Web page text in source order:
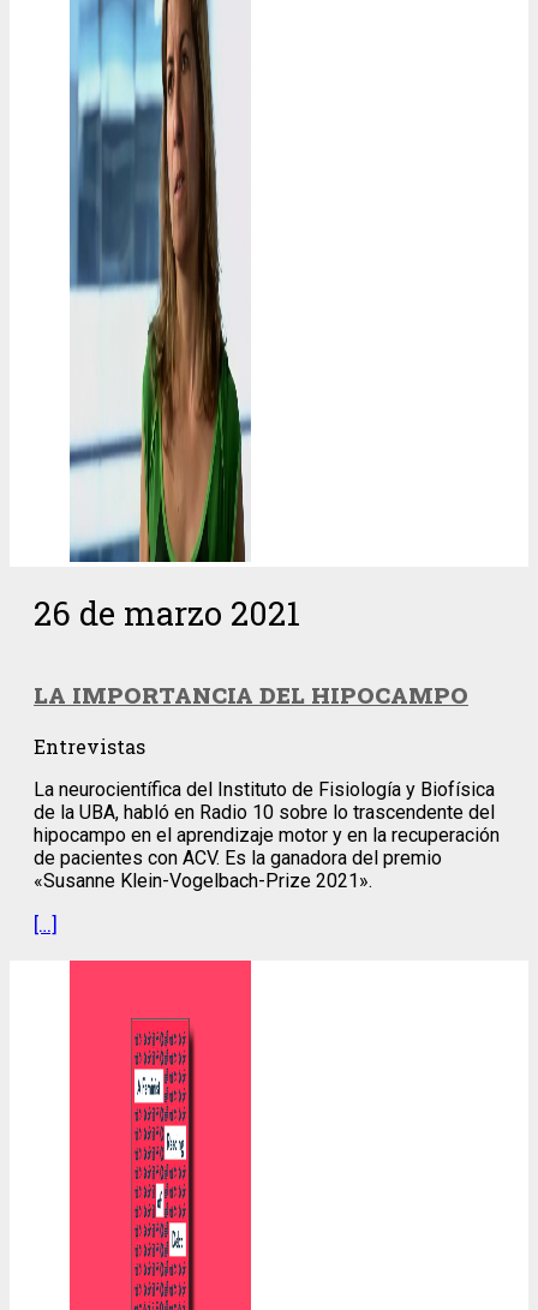
26 de marzo 2021
LA IMPORTANCIA DEL HIPOCAMPO
Entrevistas
La neurocientífica del Instituto de Fisiología y Biofísica
de la UBA, habló en Radio 10 sobre lo trascendente del
hipocampo en el aprendizaje motor y en la recuperación
de pacientes con ACV. Es la ganadora del premio
«Susanne Klein-Vogelbach-Prize 2021».
[…]